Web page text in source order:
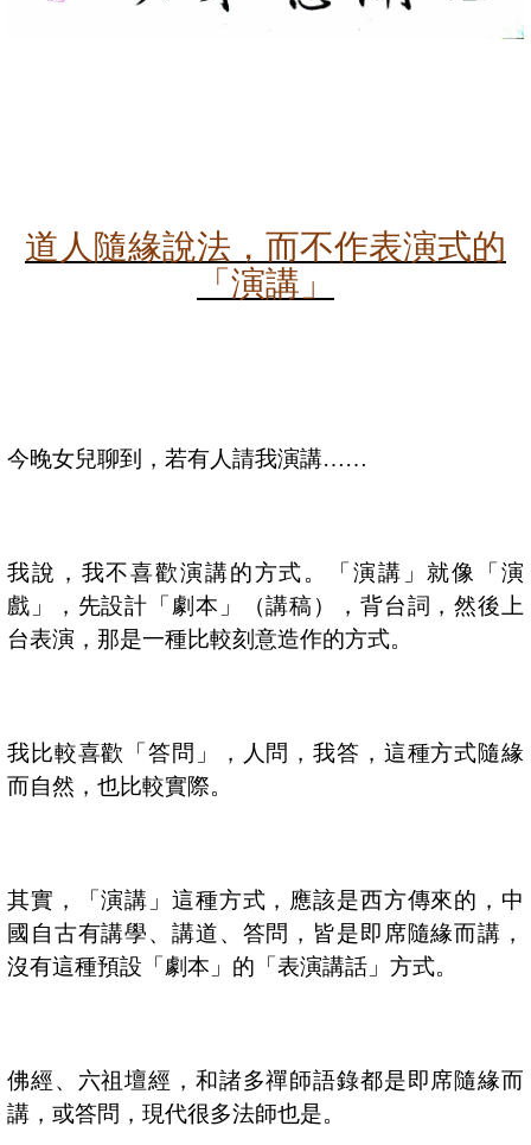
道人隨緣說法，而不作表演式的
「演講」
今晚女兒聊到，若有人請我演講……
我說，我不喜歡演講的方式。「演講」就像「演
戲」，先設計「劇本」（講稿），背台詞，然後上
台表演，那是一種比較刻意造作的方式。
我比較喜歡「答問」，人問，我答，這種方式隨緣
而自然，也比較實際。
其實，「演講」這種方式，應該是西方傳來的，中
國自古有講學、講道、答問，皆是即席隨緣而講，
沒有這種預設「劇本」的「表演講話」方式。
佛經、六祖壇經，和諸多禪師語錄都是即席隨緣而
講，或答問，現代很多法師也是。